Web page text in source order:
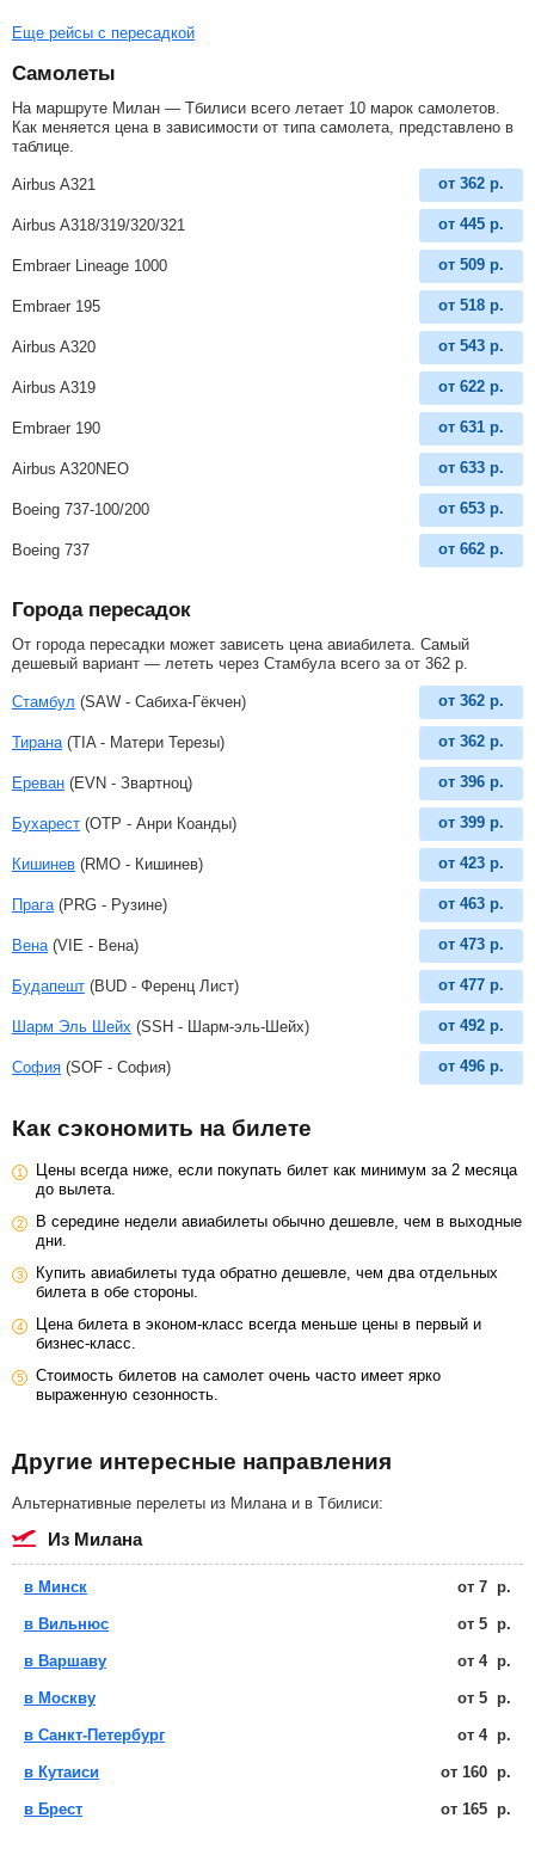
Еще рейсы с пересадкой
Самолеты
На маршруте Милан — Тбилиси всего летает 10 марок самолетов.
Как меняется цена в зависимости от типа самолета, представлено в
таблице.
Airbus A321 от 362 р.
Airbus A318/319/320/321 от 445 р.
Embraer Lineage 1000 от 509 р.
Embraer 195 от 518 р.
Airbus A320 от 543 р.
Airbus A319 от 622 р.
Embraer 190 от 631 р.
Airbus A320NEO от 633 р.
Boeing 737-100/200 от 653 р.
Boeing 737 от 662 р.
Города пересадок
От города пересадки может зависеть цена авиабилета. Самый
дешевый вариант — лететь через Стамбула всего за от 362 р
Стамбул (SAW - Сабиха-Гёкчен) от 362 р.
Тирана (TIA - Матери Терезы) от 362 р.
Ереван (EVN - Звартноц) от 396 р.
Бухарест (OTP - Анри Коанды) от 399 р.
Кишинев (RMO - Кишинев) от 423 р.
Прага (PRG - Рузине) от 463 р.
Вена (VIE - Вена) от 473 р.
Будапешт (BUD - Ференц Лист) от 477 р.
Шарм Эль Шейх (SSH - Шарм-эль-Шейх) от 492 р.
София (SOF - София) от 496 р.
Как сэкономить на билете
Цены всегда ниже, если покупать билет как минимум за 2 месяца
до вылета.
В середине недели авиабилеты обычно дешевле, чем в выходные
дни.
Купить авиабилеты туда обратно дешевле, чем два отдельных
билета в обе стороны.
Цена билета в эконом-класс всегда меньше цены в первый и
бизнес-класс.
Стоимость билетов на самолет очень часто имеет ярко
выраженную сезонность.
Другие интересные направления
Альтернативные перелеты из Милана и в Тбилиси:
из Милана
в Минск от 7 р.
в Вильнюс от 5 р.
в Варшаву от 4 р.
в Москву от 5 р.
в Санкт-Петербург от 4 р.
в Кутаиси от 160 р.
в Брест от 165 р.